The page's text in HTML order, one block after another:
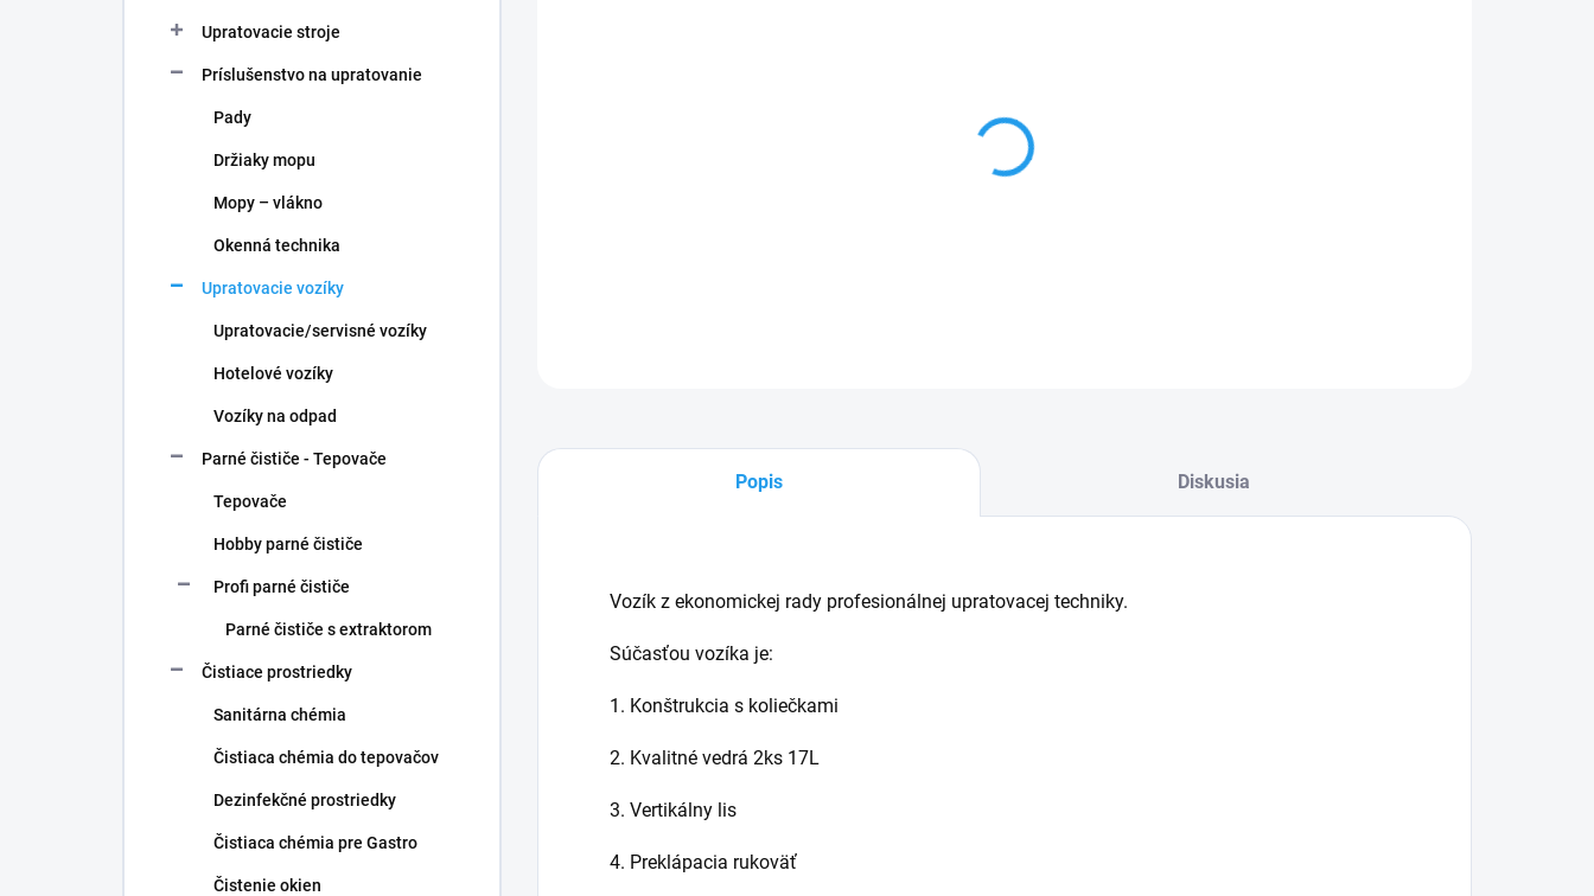
Upratovacie stroje
Príslušenstvo na upratovanie
Pady
Držiaky mopu
Mopy – vlákno
Okenná technika
Upratovacie vozíky
Upratovacie/servisné vozíky
Hotelové vozíky
Vozíky na odpad
Parné čističe - Tepovače
Tepovače
Hobby parné čističe
Profi parné čističe
Parné čističe s extraktorom
Čistiace prostriedky
Sanitárna chémia
Čistiaca chémia do tepovačov
Dezinfekčné prostriedky
Čistiaca chémia pre Gastro
Čistenie okien
Popis Diskusia
Vozík z ekonomickej rady profesionálnej upratovacej techniky.
Súčasťou vozíka je:
1. Konštrukcia s koliečkami
2. Kvalitné vedrá 2ks 17L
3. Vertikálny lis
4. Preklápacia rukoväť